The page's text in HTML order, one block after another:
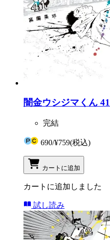
闇金ウシジマくん 41
完結
690/¥759(税込)
カートに追加
カートに追加しました
試し読み